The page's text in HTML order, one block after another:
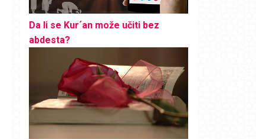
Da li se Kur´an može učiti bez
abdesta?